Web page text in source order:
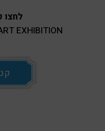
לחצו
EXHIBITION